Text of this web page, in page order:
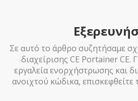
Σε αυτό το άρθρο συζητήσαμε
διαχείρισης CE Portainer CE.
εργαλεία ενορχήστρωσης και
ανοιχτού κώδικα, επισκεφθείτε